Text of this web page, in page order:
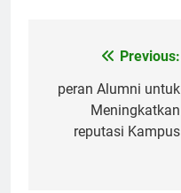
navigation
Previous:
peran Alumni untuk
Meningkatkan
reputasi Kampus